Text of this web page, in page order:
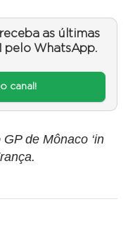
as últimas
pelo WhatsApp.
canal!
de Mônaco ‘in